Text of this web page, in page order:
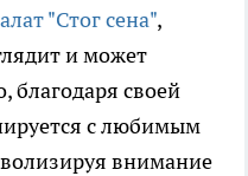
"Стог сена",
и может
благодаря своей
с любимым
внимание